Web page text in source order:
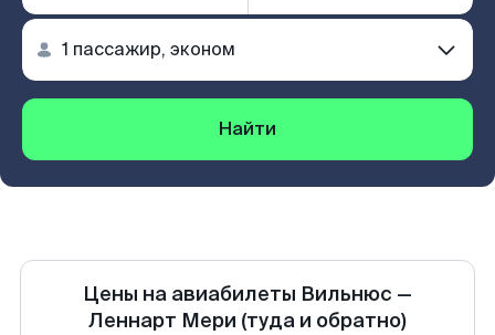
Найти
Цены на авиабилеты Вильнюс —
Леннарт Мери (туда и обратно)